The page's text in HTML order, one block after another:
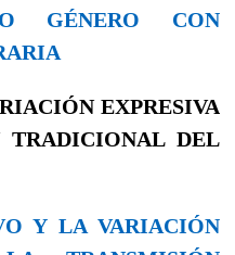
GÉNERO CON
EXPRESIVA
TRADICIONAL DEL
Y LA VARIACIÓN